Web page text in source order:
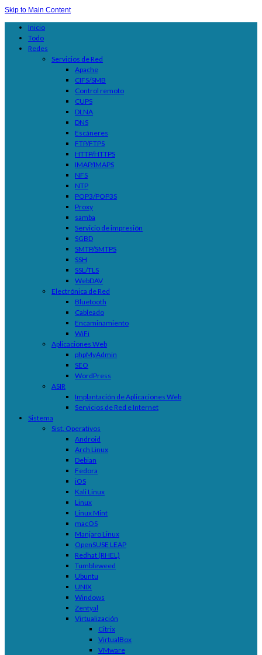
Skip to Main Content
Inicio
Todo
Redes
Servicios de Red
Apache
CIFS/SMB
Control remoto
CUPS
DLNA
DNS
Escáneres
FTP/FTPS
HTTP/HTTPS
IMAP/IMAPS
NFS
NTP
POP3/POP3S
Proxy
samba
Servicio de impresión
SGBD
SMTP/SMTPS
SSH
SSL/TLS
WebDAV
Electrónica de Red
Bluetooth
Cableado
Encaminamiento
WiFi
Aplicaciones Web
phpMyAdmin
SEO
WordPress
ASIR
Implantación de Aplicaciones Web
Servicios de Red e Internet
Sistema
Sist. Operativos
Android
Arch Linux
Debian
Fedora
iOS
Kali Linux
Linux
Linux Mint
macOS
Manjaro Linux
OpenSUSE LEAP
Redhat (RHEL)
Tumbleweed
Ubuntu
UNIX
Windows
Zentyal
Virtualización
Citrix
VirtualBox
VMware